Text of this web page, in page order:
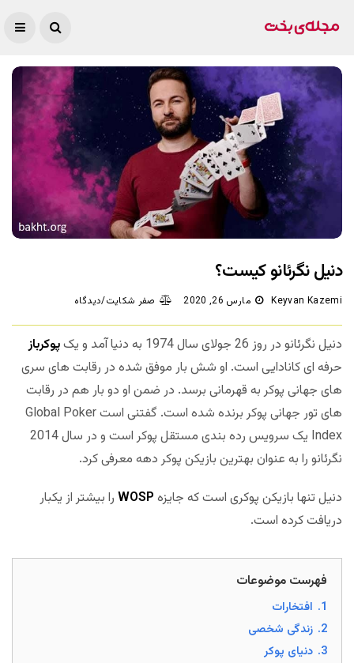
دنیل نگرئانو کیست؟
Keyvan Kazemi مارس 26, 2020 صفر شکایت/دیدگاه
دنیل نگرئانو در روز 26 جولای سال 1974 به دنیا آمد و یک
پوکرباز
حرفه ای کانادایی است. او شش بار موفق شده در رقابت های سری
های جهانی پوکر به قهرمانی برسد. در ضمن او دو بار هم در رقابت
های تور جهانی پوکر برنده شده است. گفتنی است Global Poker
Index یک سرویس رده بندی مستقل پوکر است و در سال 2014
نگرئانو را به عنوان بهترین بازیکن پوکر دهه معرفی کرد.
دنیل تنها بازیکن پوکری است که جایزه WOSP را بیشتر از یکبار
دریافت کرده است.
فهرست موضوعات
1. افتخارات
2. زندگی شخصی
3. دنیای پوکر